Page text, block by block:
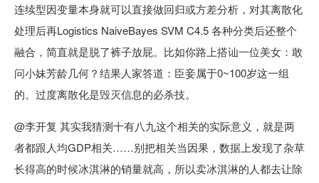
连续型因变量本身就可以直接做回归或方差分析，对其离散化
处理后再Logistics NaiveBayes SVM C4.5 各种分类后还整个
融合，简直就是脱了裤子放屁。比如你路上搭讪一位美女：敢
问小妹芳龄几何？结果人家答道：臣妾属于0~100岁这一组
的。过度离散化是毁灭信息的必杀技。
@李开复 其实我猜测十有八九这个相关的实际意义，就是两
者都跟人均GDP相关……别把相关当因果，数据上发现了杂草
长得高的时候冰淇淋的销量就高，所以卖冰淇淋的人都去让除